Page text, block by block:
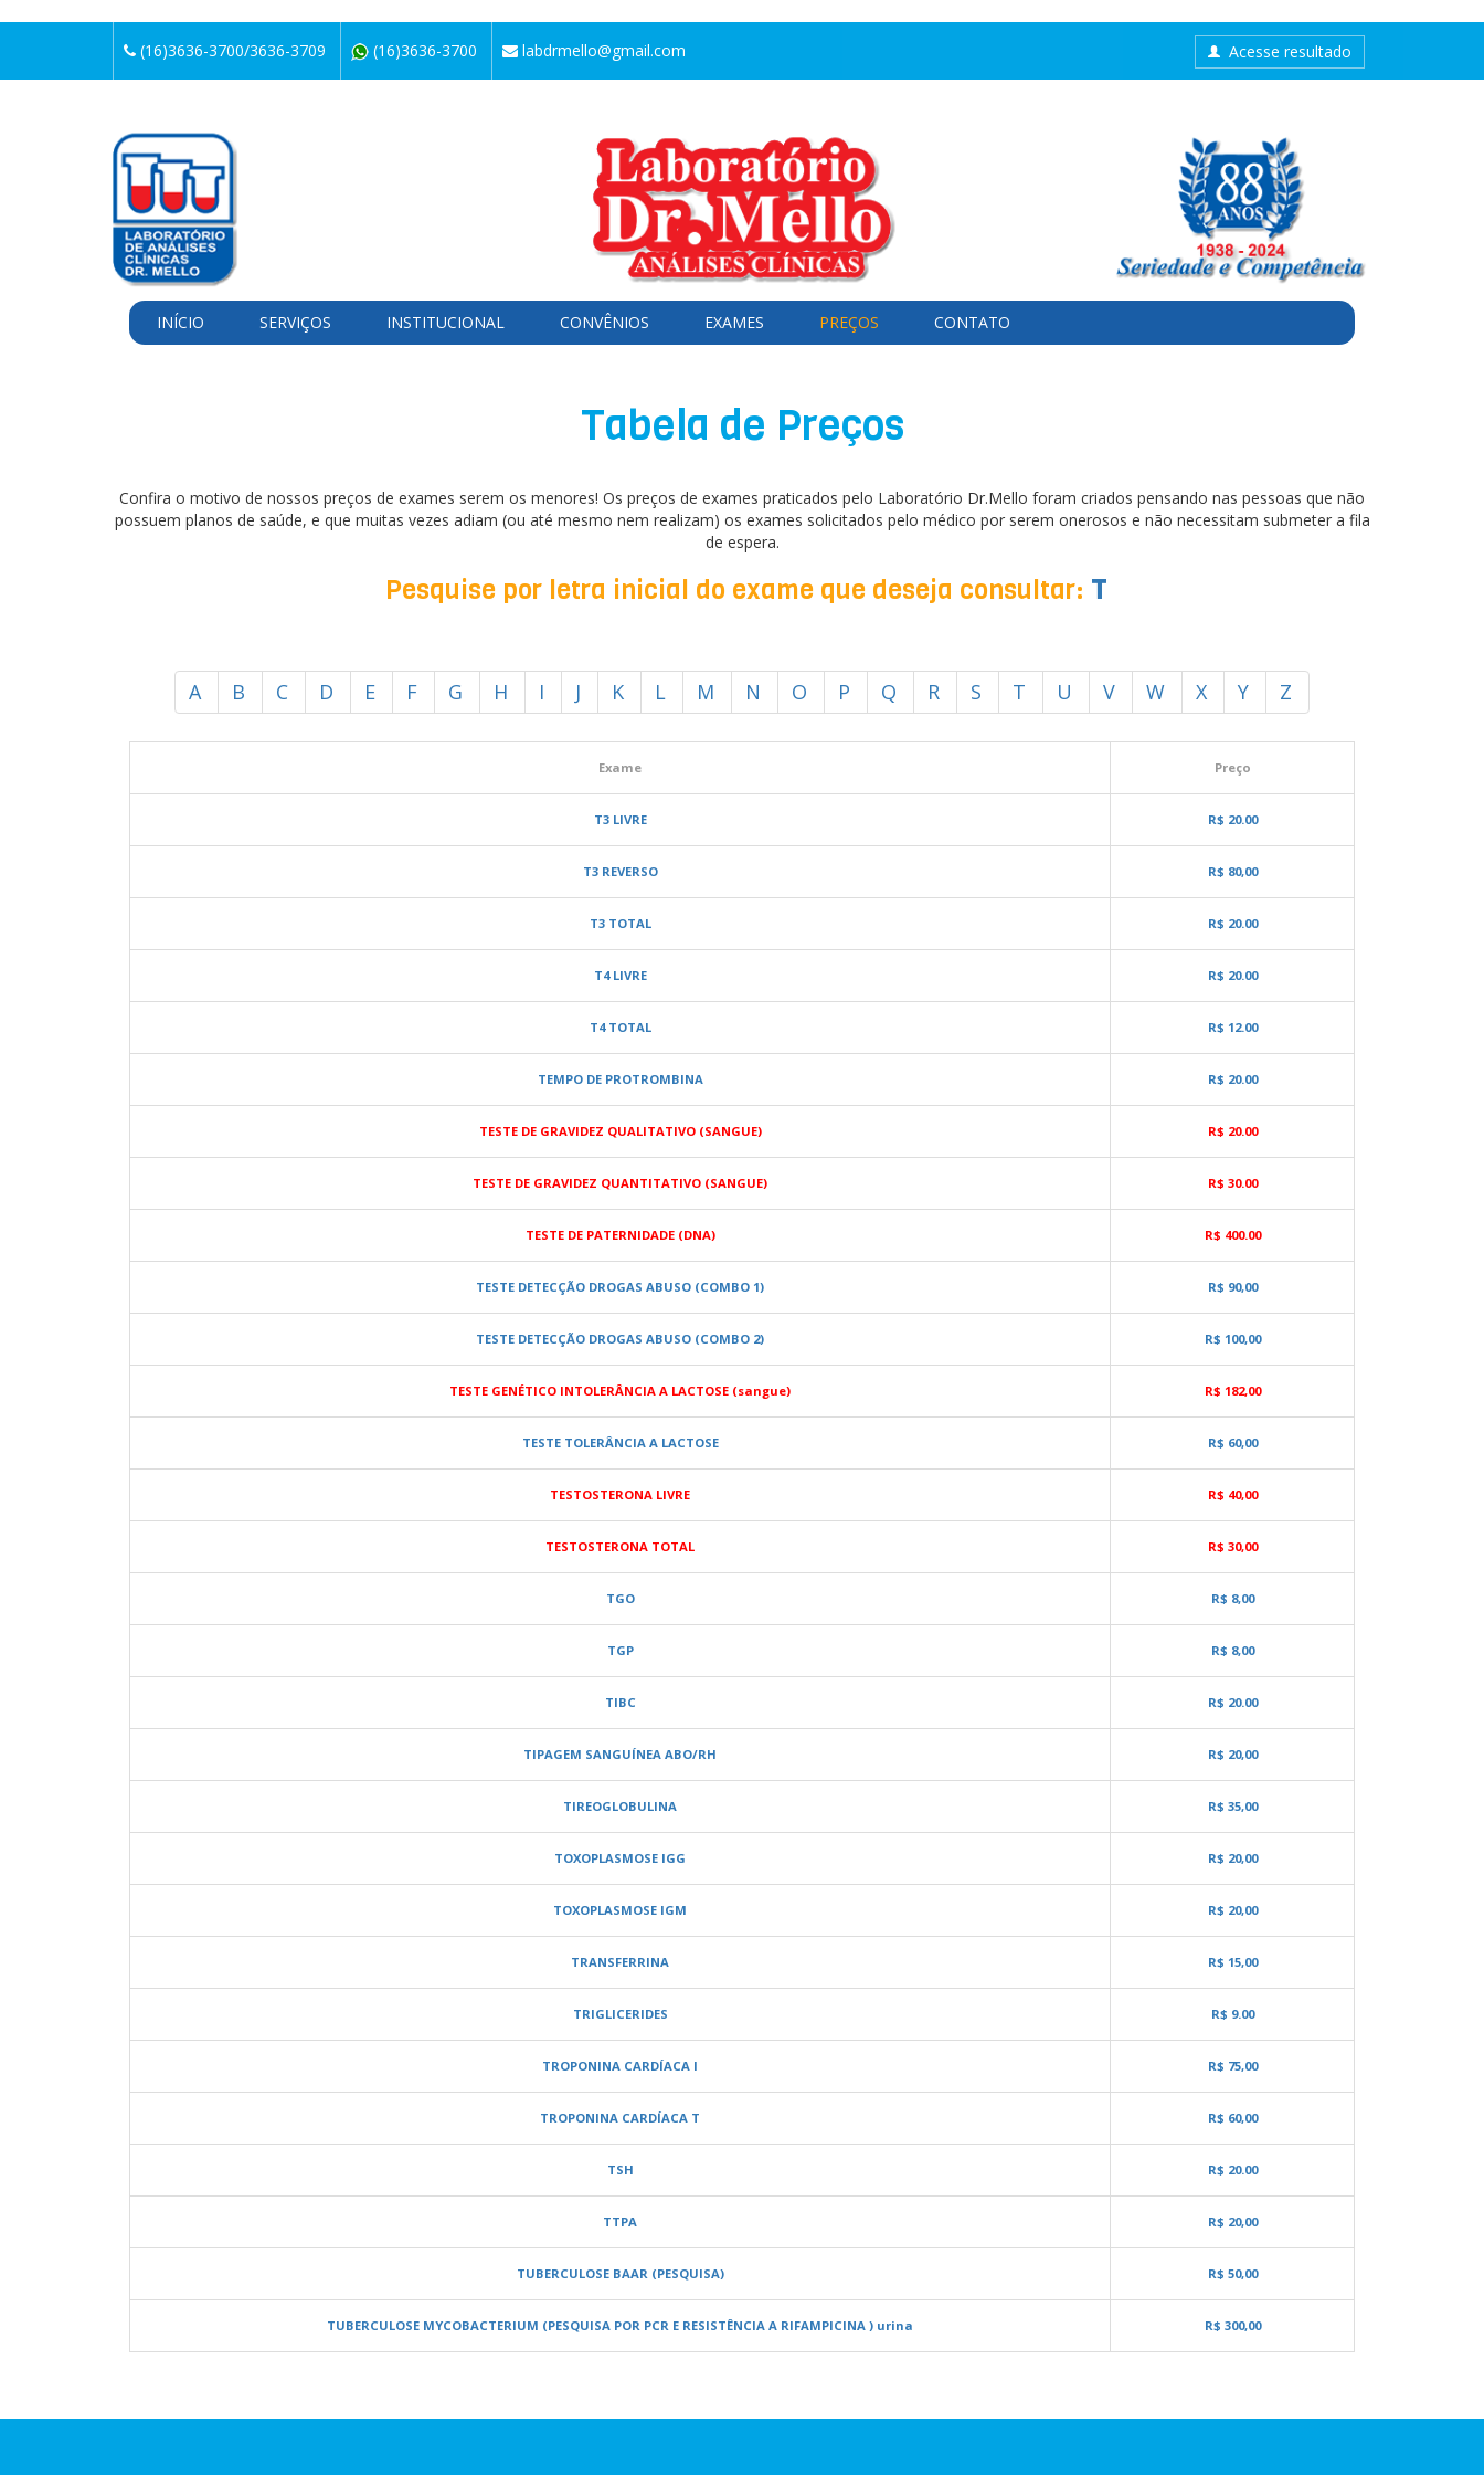
(16)3636-3700/3636-3709 (16)3636-3700 labdrmello@gmail.com Acesse resultado
INÍCIO SERVIÇOS INSTITUCIONAL CONVÊNIOS EXAMES PREÇOS CONTATO
Tabela de Preços
Confira o motivo de nossos preços de exames serem os menores! Os preços de exames praticados pelo Laboratório Dr.Mello foram criados pensando nas pessoas que não
possuem planos de saúde, e que muitas vezes adiam (ou até mesmo nem realizam) os exames solicitados pelo médico por serem onerosos e não necessitam submeter a fila
de espera.
Pesquise por letra inicial do exame que deseja consultar: T
A B C D E F G H I J K L M N O P Q R S T U V W X Y Z
Exame Preço
T3 LIVRE R$ 20.00
T3 REVERSO R$ 80,00
T3 TOTAL R$ 20.00
T4 LIVRE R$ 20.00
T4 TOTAL R$ 12.00
TEMPO DE PROTROMBINA R$ 20.00
TESTE DE GRAVIDEZ QUALITATIVO (SANGUE) R$ 20.00
TESTE DE GRAVIDEZ QUANTITATIVO (SANGUE) R$ 30.00
TESTE DE PATERNIDADE (DNA) R$ 400.00
TESTE DETECÇÃO DROGAS ABUSO (COMBO 1) R$ 90,00
TESTE DETECÇÃO DROGAS ABUSO (COMBO 2) R$ 100,00
TESTE GENÉTICO INTOLERÂNCIA A LACTOSE (sangue) R$ 182,00
TESTE TOLERÂNCIA A LACTOSE R$ 60,00
TESTOSTERONA LIVRE R$ 40,00
TESTOSTERONA TOTAL R$ 30,00
TGO R$ 8,00
TGP R$ 8,00
TIBC R$ 20.00
TIPAGEM SANGUÍNEA ABO/RH R$ 20,00
TIREOGLOBULINA R$ 35,00
TOXOPLASMOSE IGG R$ 20,00
TOXOPLASMOSE IGM R$ 20,00
TRANSFERRINA R$ 15,00
TRIGLICERIDES R$ 9.00
TROPONINA CARDÍACA I R$ 75,00
TROPONINA CARDÍACA T R$ 60,00
TSH R$ 20.00
TTPA R$ 20,00
TUBERCULOSE BAAR (PESQUISA) R$ 50,00
TUBERCULOSE MYCOBACTERIUM (PESQUISA POR PCR E RESISTÊNCIA A RIFAMPICINA ) urina R$ 300,00